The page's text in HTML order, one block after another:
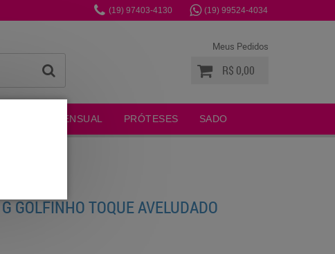
(19) 97403-4130 (19) 99524-4034
Meus Pedidos
R$ 0,00
MODA SENSUAL PRÓTESES SADO
GOLFINHO TOQUE AVELUDADO